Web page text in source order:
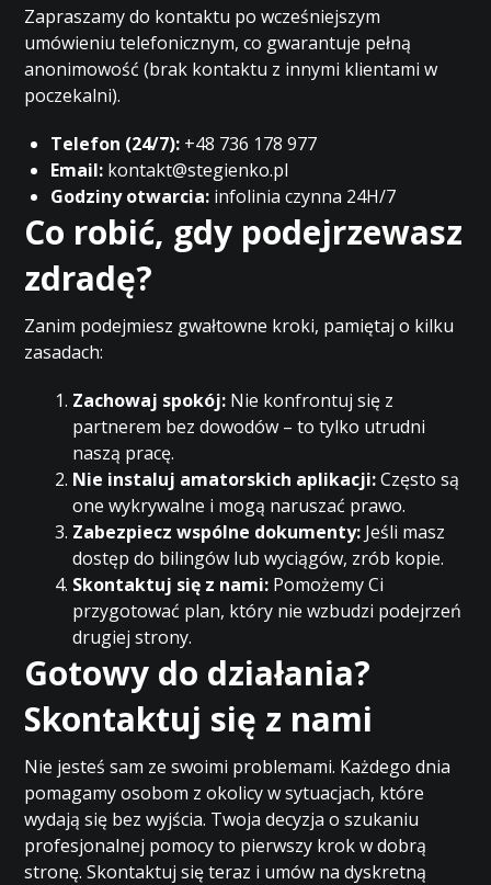
Zapraszamy do kontaktu po wcześniejszym
umówieniu telefonicznym, co gwarantuje pełną
anonimowość (brak kontaktu z innymi klientami w
poczekalni).
Telefon (24/7): +48 736 178 977
Email: kontakt@stegienko.pl
Godziny otwarcia: infolinia czynna 24H/7
Co robić, gdy podejrzewasz
zdradę?
Zanim podejmiesz gwałtowne kroki, pamiętaj o kilku
zasadach:
Zachowaj spokój: Nie konfrontuj się z
partnerem bez dowodów – to tylko utrudni
naszą pracę.
Nie instaluj amatorskich aplikacji:Często są
one wykrywalne i mogą naruszać prawo.
Zabezpiecz wspólne dokumenty: Jeśli masz
dostęp do bilingów lub wyciągów, zrób kopie.
Skontaktuj się z nami: Pomożemy Ci
przygotować plan, który nie wzbudzi podejrzeń
drugiej strony.
Gotowy do działania?
Skontaktuj się z nami
Nie jesteś sam ze swoimi problemami. Każdego dnia
pomagamy osobom z okolicy w sytuacjach, które
wydają się bez wyjścia. Twoja decyzja o szukaniu
profesjonalnej pomocy to pierwszy krok w dobrą
stronę. Skontaktuj się teraz i umów na dyskretną